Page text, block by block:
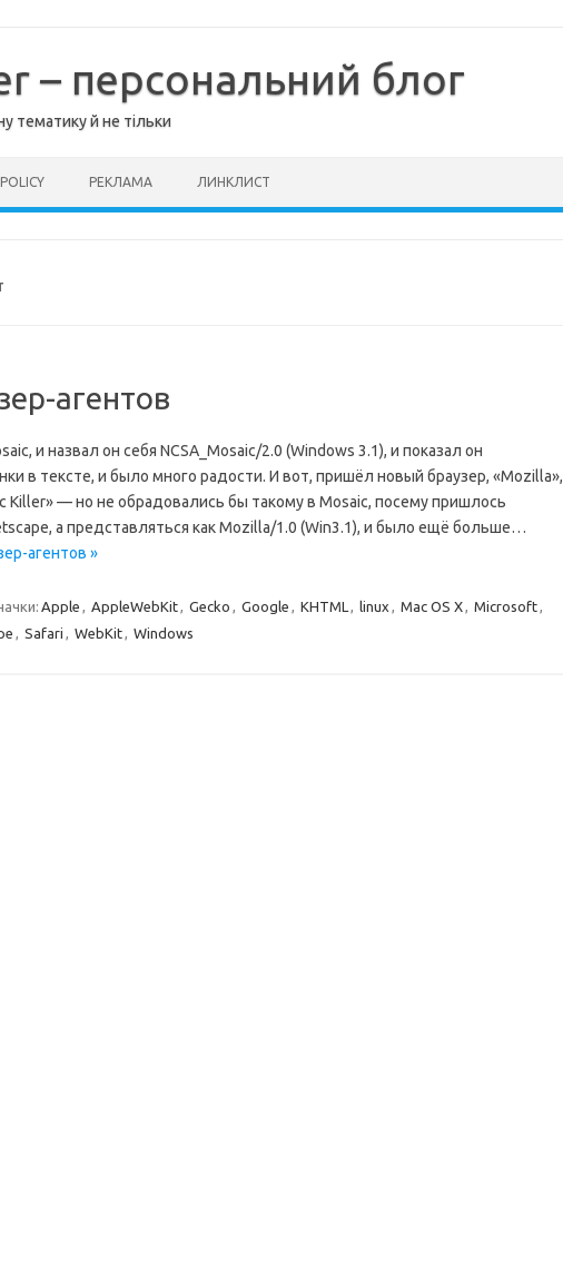
– персональний блог
тематику й не тільки
РЕКЛАМА ЛИНКЛИСТ
агентов
и назвал он себя NCSA_Mosaic/2.0 (Windows 3.1), и показал он
в тексте, и было много радости. И вот, пришёл новый браузер, «Mozilla»,
Killer» — но не обрадовались бы такому в Mosaic, посему пришлось
а представляться как Mozilla/1.0 (Win3.1), и было ещё больше…
агентов »
Apple , AppleWebKit, Gecko , Google , KHTML , linux , Mac OS X, Microsoft,
, Safari , WebKit, Windows